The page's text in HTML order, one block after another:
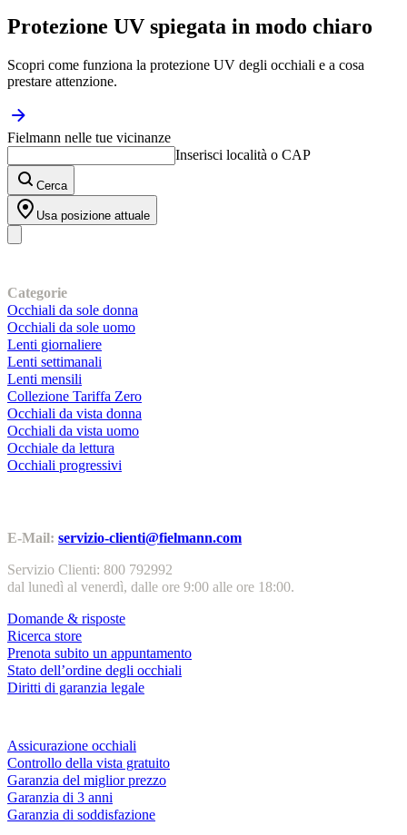
Protezione UV spiegata in modo chiaro
Scopri come funziona la protezione UV degli occhiali e a cosa
prestare attenzione.
Fielmann nelle tue vicinanze
Inserisci località o CAP
Cerca
Usa posizione attuale
Categorie
Occhiali da sole donna
Occhiali da sole uomo
Lenti giornaliere
Lenti settimanali
Lenti mensili
Collezione Tariffa Zero
Occhiali da vista donna
Occhiali da vista uomo
Occhiale da lettura
Occhiali progressivi
E-Mail: servizio-clienti@fielmann.com
Servizio Clienti: 800 792992
dal lunedì al venerdì, dalle ore 9:00 alle ore 18:00.
Domande & risposte
Ricerca store
Prenota subito un appuntamento
Stato dell’ordine degli occhiali
Diritti di garanzia legale
Assicurazione occhiali
Controllo della vista gratuito
Garanzia del miglior prezzo
Garanzia di 3 anni
Garanzia di soddisfazione